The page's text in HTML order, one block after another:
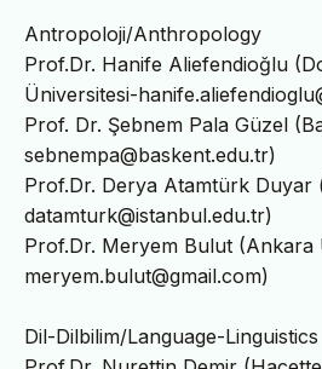
Antropoloji/Anthropology
Prof.Dr. Hanife Aliefendioğlu
Üniversitesi-
Prof. Dr. Şebnem Pala Güzel
sebnempa@baskent.edu.tr)
Prof.Dr. Derya Atamtürk Duyar
datamturk@istanbul.edu.tr)
Prof.Dr. Meryem Bulut (Ankara
meryem.bulut@gmail.com)
Dil-Dilbilim/Language-Linguistics